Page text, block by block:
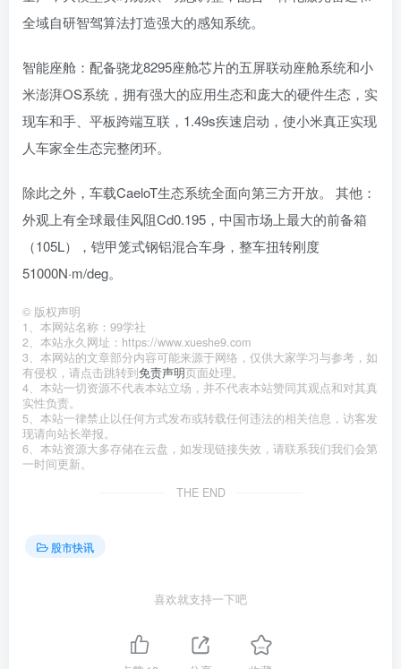
全域自研智驾算法打造强大的感知系统。
智能座舱：配备骁龙8295座舱芯片的五屏联动座舱系统和小
米澎湃OS系统，拥有强大的应用生态和庞大的硬件生态，实
现车和手、平板跨端互联，1.49s疾速启动，使小米真正实现
人车家全生态完整闭环。
除此之外，车载CaeloT生态系统全面向第三方开放。 其他：
外观上有全球最佳风阻Cd0.195，中国市场上最大的前备箱
（105L），铠甲笼式钢铝混合车身，整车扭转刚度
51000N·m/deg。
© 版权声明
1、本网站名称：99学社
2、本站永久网址：https://www.xueshe9.com
3、本网站的文章部分内容可能来源于网络，仅供大家学习与参考，如
有侵权，请点击跳转到免责声明页面处理。
4、本站一切资源不代表本站立场，并不代表本站赞同其观点和对其真
实性负责。
5、本站一律禁止以任何方式发布或转载任何违法的相关信息，访客发
现请向站长举报。
6、本站资源大多存储在云盘，如发现链接失效，请联系我们我们会第
一时间更新。
THE END
股市快讯
喜欢就支持一下吧